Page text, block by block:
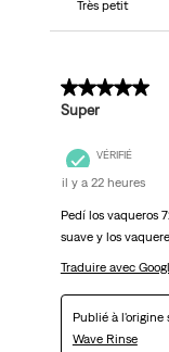
Très petit
5 sur 5 étoiles.
Super
VÉRIFIÉ
il y a 22 heures
Pedí los vaqueros
suave y los
Traduire avec
Publié à l'origine
Wave Rinse